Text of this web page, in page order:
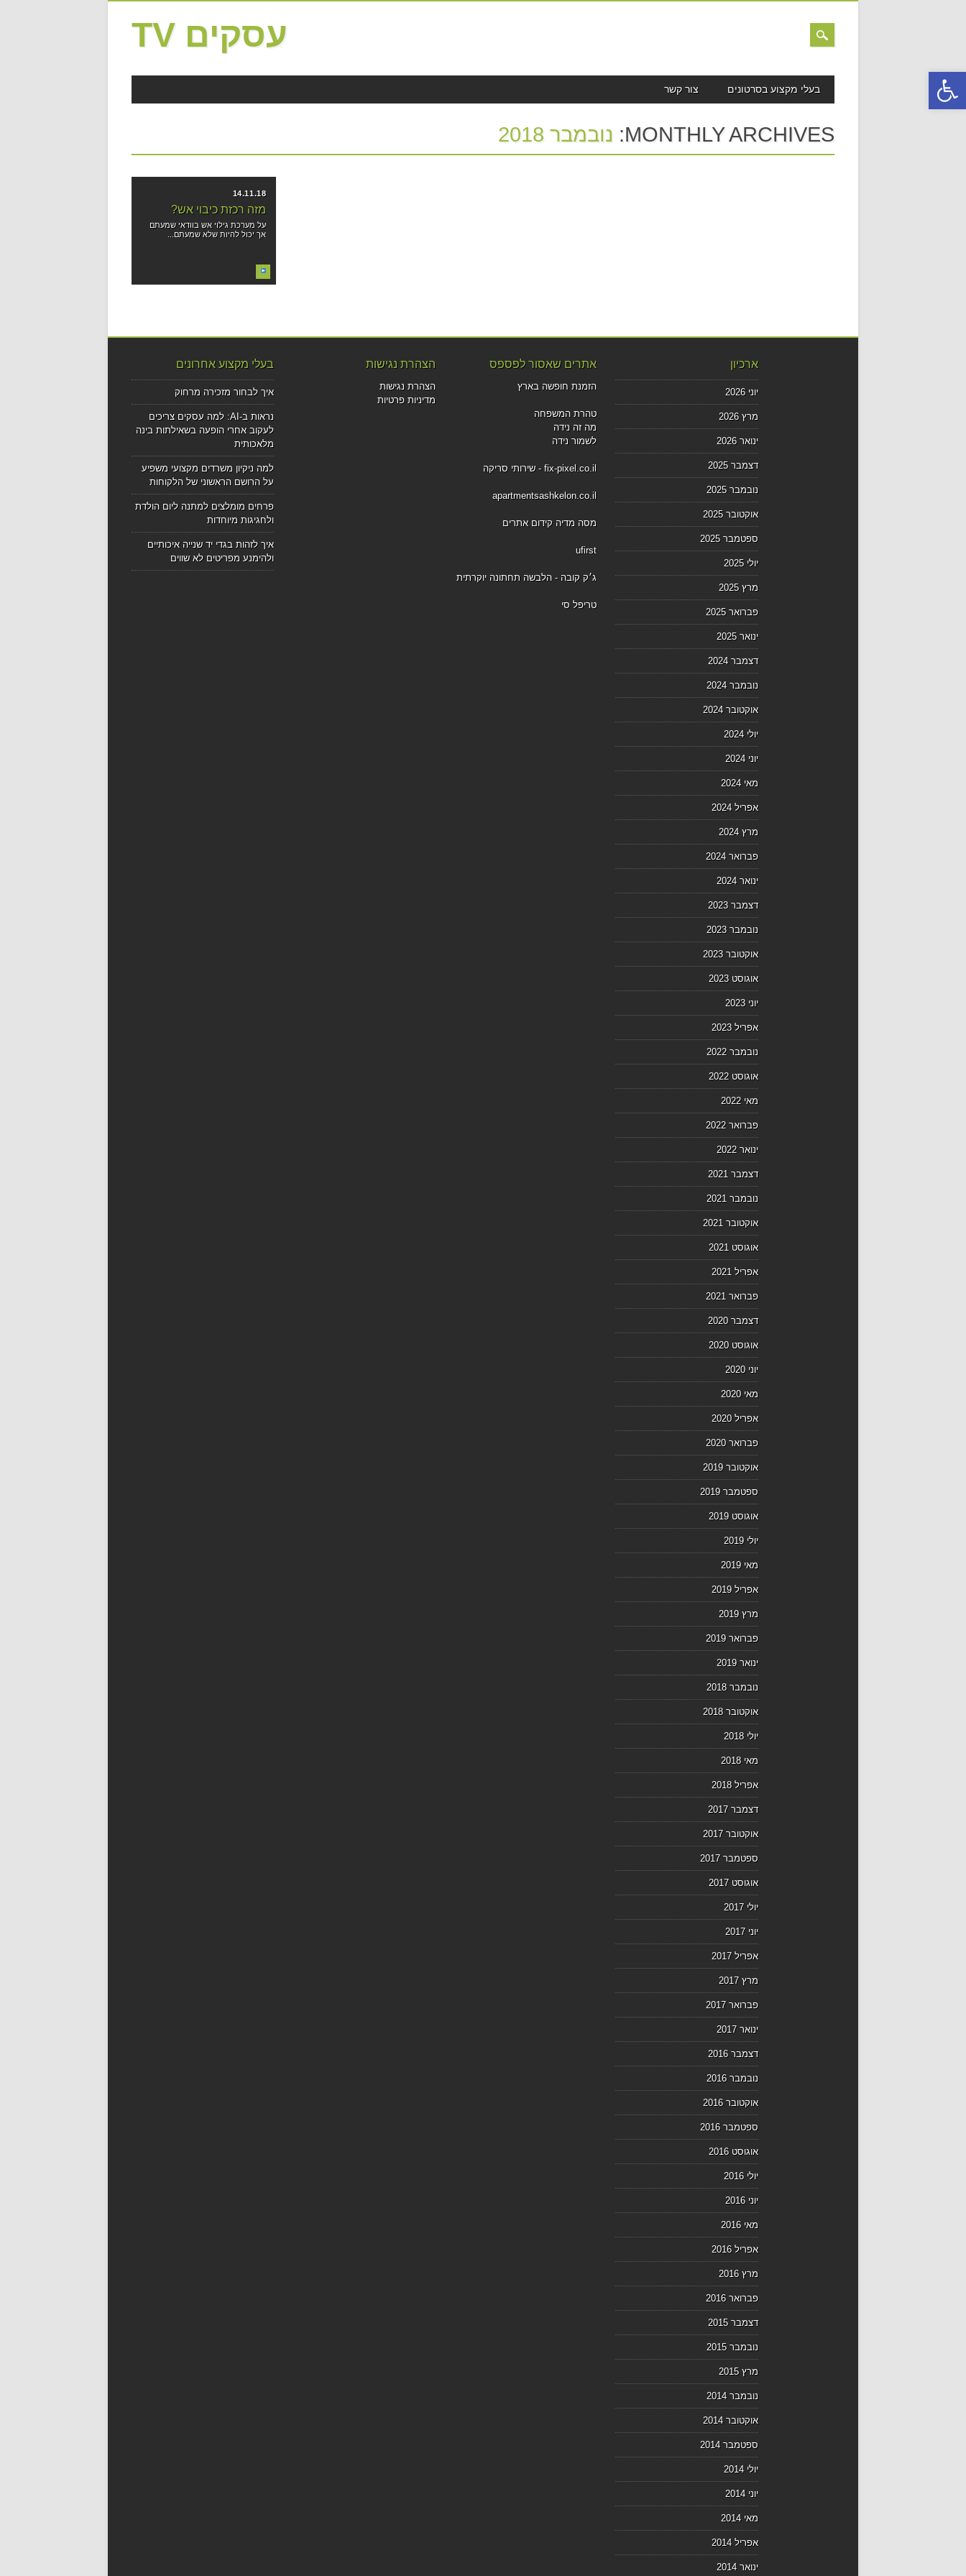
פתח סרגל נגישות
עסקים TV
MAIN MENU
בעלי מקצוע בסרטונים צור קשר
MONTHLY ARCHIVES: נובמבר 2018
14.11.18
מזה רכזת כיבוי אש?
על מערכת גילוי אש בוודאי שמעתם
אך יכול להיות שלא שמעתם...
בעלי מקצוע אחרונים
איך לבחור מזכירה מרחוק
נראות ב-AI: למה עסקים צריכים
לעקוב אחרי הופעה בשאילתות בינה
מלאכותית
למה ניקיון משרדים מקצועי משפיע
על הרושם הראשוני של הלקוחות
פרחים מומלצים למתנה ליום הולדת
ולחגיגות מיוחדות
איך לזהות בגדי יד שנייה איכותיים
ולהימנע מפריטים לא שווים
הצהרת נגישות
הצהרת נגישות
מדיניות פרטיות
אתרים שאסור לפספס
הזמנת חופשה בארץ
טהרת המשפחה
מה זה נידה
לשמור נידה
fix-pixel.co.il - שירותי סריקה
apartmentsashkelon.co.il
מסה מדיה קידום אתרים
ufirst
ג׳ק קובה - הלבשה תחתונה יוקרתית
טריפל סי
ארכיון
יוני 2026
מרץ 2026
ינואר 2026
דצמבר 2025
נובמבר 2025
אוקטובר 2025
ספטמבר 2025
יולי 2025
מרץ 2025
פברואר 2025
ינואר 2025
דצמבר 2024
נובמבר 2024
אוקטובר 2024
יולי 2024
יוני 2024
מאי 2024
אפריל 2024
מרץ 2024
פברואר 2024
ינואר 2024
דצמבר 2023
נובמבר 2023
אוקטובר 2023
אוגוסט 2023
יוני 2023
אפריל 2023
נובמבר 2022
אוגוסט 2022
מאי 2022
פברואר 2022
ינואר 2022
דצמבר 2021
נובמבר 2021
אוקטובר 2021
אוגוסט 2021
אפריל 2021
פברואר 2021
דצמבר 2020
אוגוסט 2020
יוני 2020
מאי 2020
אפריל 2020
פברואר 2020
אוקטובר 2019
ספטמבר 2019
אוגוסט 2019
יולי 2019
מאי 2019
אפריל 2019
מרץ 2019
פברואר 2019
ינואר 2019
נובמבר 2018
אוקטובר 2018
יולי 2018
מאי 2018
אפריל 2018
דצמבר 2017
אוקטובר 2017
ספטמבר 2017
אוגוסט 2017
יולי 2017
יוני 2017
אפריל 2017
מרץ 2017
פברואר 2017
ינואר 2017
דצמבר 2016
נובמבר 2016
אוקטובר 2016
ספטמבר 2016
אוגוסט 2016
יולי 2016
יוני 2016
מאי 2016
אפריל 2016
מרץ 2016
פברואר 2016
דצמבר 2015
נובמבר 2015
מרץ 2015
נובמבר 2014
אוקטובר 2014
ספטמבר 2014
יולי 2014
יוני 2014
מאי 2014
אפריל 2014
ינואר 2014